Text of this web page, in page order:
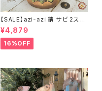
【SALE】azi-azi 錆 サビ 2ステ
ップ プランター
¥4,879
16%OFF